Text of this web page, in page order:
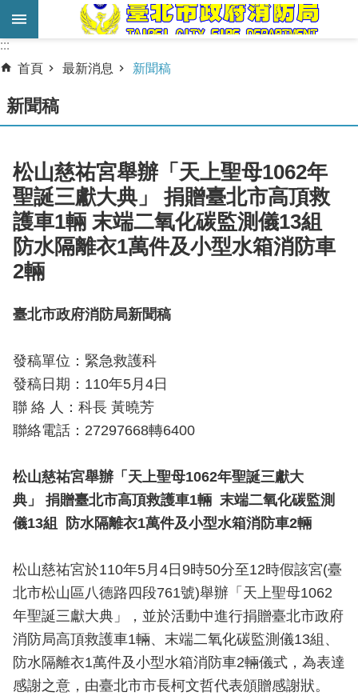
跳到主要內容區塊
進
搜
尋
業
務
服
務
機
關
介
宣
導
教
育
專
區
園
地
政
府
資
訊
:::
:::
首頁
最新消息 新聞稿
新聞稿
松山慈祐宮舉辦「天上聖母1062年
聖誕三獻大典」 捐贈臺北市高頂救
護車1輛 末端二氧化碳監測儀13組
防水隔離衣1萬件及小型水箱消防車
2輛
臺北市政府消防局新聞稿
發稿單位：緊急救護科
發稿日期：110年5月4日
聯 絡 人：科長 黃曉芳
聯絡電話：27297668轉6400
松山慈祐宮舉辦「天上聖母1062年聖誕三獻大
典」 捐贈臺北市高頂救護車1輛 末端二氧化碳監測
儀13組 防水隔離衣1萬件及小型水箱消防車2輛
松山慈祐宮於110年5月4日9時50分至12時假該宮(臺
北市松山區八德路四段761號)舉辦「天上聖母1062
年聖誕三獻大典」，並於活動中進行捐贈臺北市政府
消防局高頂救護車1輛、末端二氧化碳監測儀13組、
防水隔離衣1萬件及小型水箱消防車2輛儀式，為表達
感謝之意，由臺北市市長柯文哲代表頒贈感謝狀。